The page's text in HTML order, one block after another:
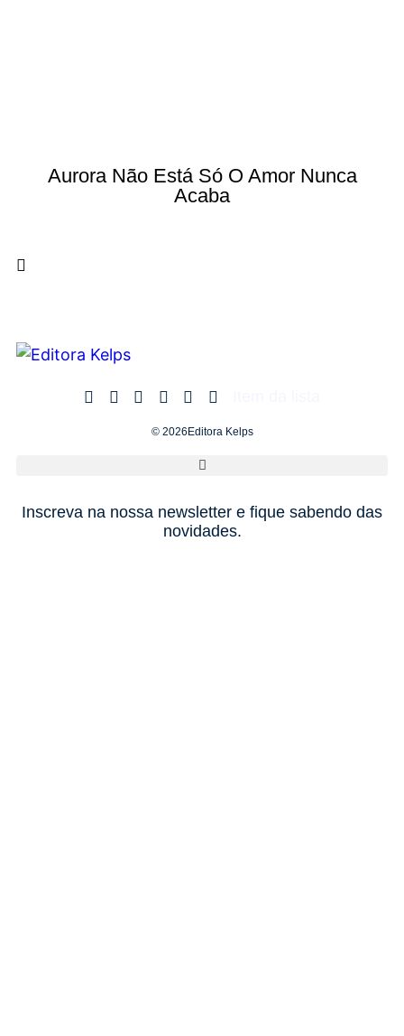
Aurora Não Está Só O Amor Nunca
Acaba
© 2026Editora Kelps
Inscreva na nossa newsletter e fique sabendo das
novidades.